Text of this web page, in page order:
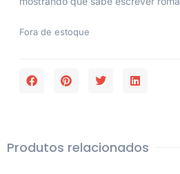
Fora de estoque
Produtos relacionados